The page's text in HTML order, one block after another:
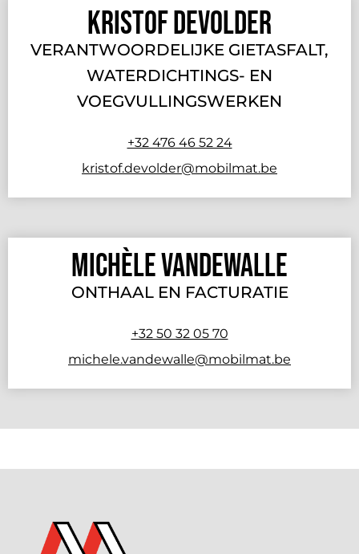
Kristof Devolder
VERANTWOORDELIJKE GIETASFALT,
WATERDICHTINGS- EN
VOEGVULLINGSWERKEN
+32 476 46 52 24
kristof.devolder@mobilmat.be
Michèle Vandewalle
ONTHAAL EN FACTURATIE
+32 50 32 05 70
michele.vandewalle@mobilmat.be